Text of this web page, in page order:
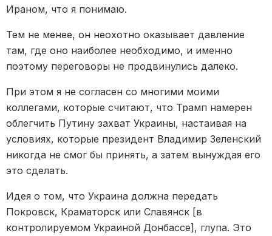
Ираном, что я понимаю.
Тем не менее, он неохотно оказывает давление
там, где оно наиболее необходимо, и именно
поэтому переговоры не продвинулись далеко.
При этом я не согласен со многими моими
коллегами, которые считают, что Трамп намерен
облегчить Путину захват Украины, настаивая на
условиях, которые президент Владимир Зеленский
никогда не смог бы принять, а затем вынуждая его
это сделать.
Идея о том, что Украина должна передать
Покровск, Краматорск или Славянск [в
контролируемом Украиной Донбассе], глупа. Это